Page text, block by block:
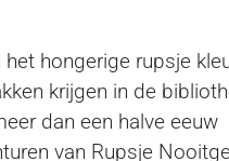
hongerige rupsje
krijgen in de
dan een halve eeuw
van Rupsje